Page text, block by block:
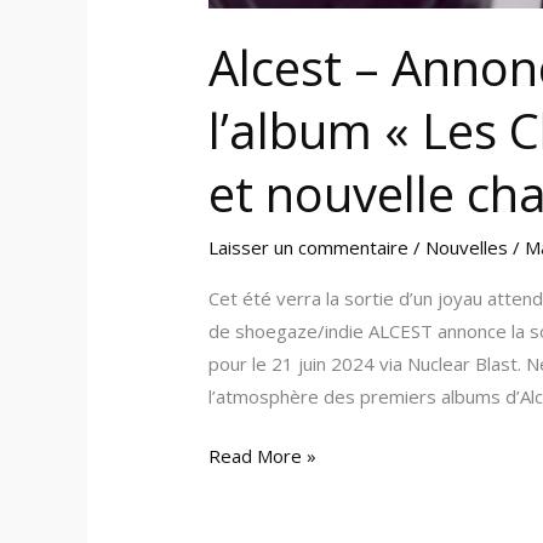
Alcest –
l’album « Les
et nouvelle
Laisser un commentaire / Nouvelles /
Cet été verra la sortie d’un joyau
de shoegaze/indie ALCEST annonce la
pour le 21 juin 2024 via Nuclear Blast.
l’atmosphère des premiers albums
chanson
écoute
Read More »